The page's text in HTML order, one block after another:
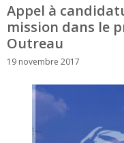
Appel à
mission dans le
Outreau
19 novembre 2017